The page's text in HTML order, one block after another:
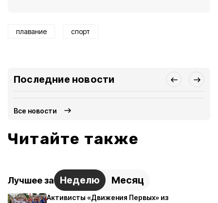
плавание спорт
Последние новости
Все новости
Читайте также
Лучшее за Неделю Месяц
Активисты «Движения Первых» из